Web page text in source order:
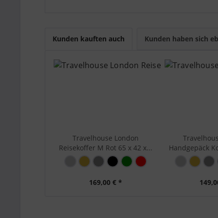
Travelhouse Tipp:Wählen Sie die Größe nach
Größenindex:
S
3 -
-
Kunden kauften auch Kunden haben sich
Travelhouse London
Reisekoffer M Rot 65 x 42 x...
169,00 € *
Handgepäck